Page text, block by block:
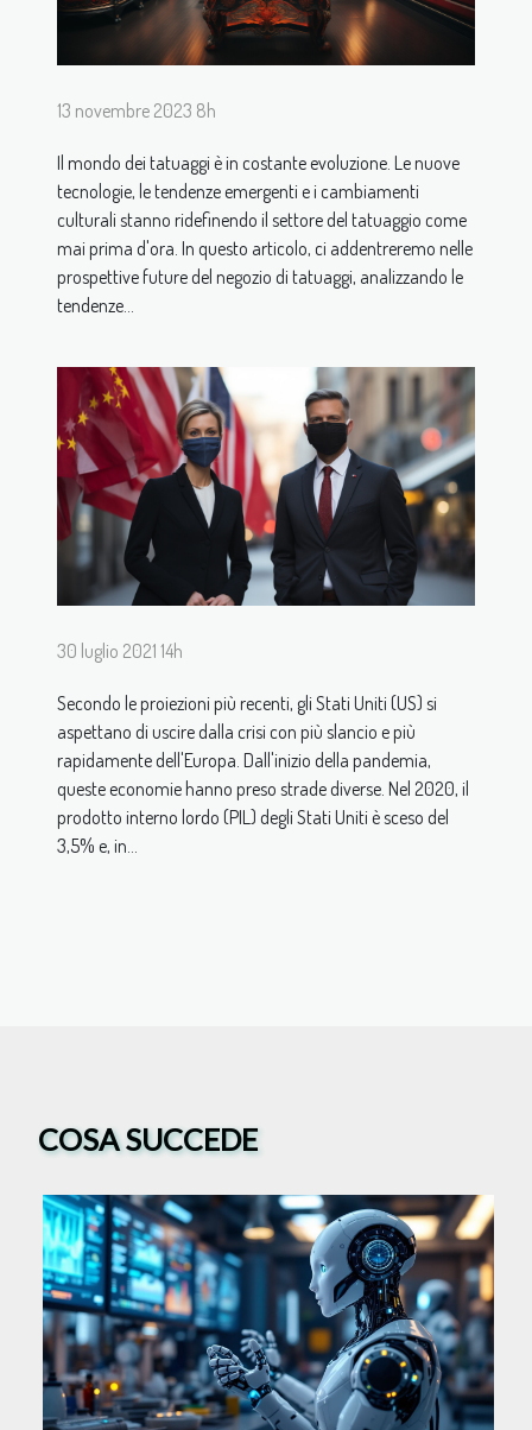
13 novembre 2023 8h
Il mondo dei tatuaggi è in costante evoluzione. Le nuove
tecnologie, le tendenze emergenti e i cambiamenti
culturali stanno ridefinendo il settore del tatuaggio come
mai prima d'ora. In questo articolo, ci addentreremo nelle
prospettive future del negozio di tatuaggi, analizzando le
tendenze...
30 luglio 2021 14h
Secondo le proiezioni più recenti, gli Stati Uniti (US) si
aspettano di uscire dalla crisi con più slancio e più
rapidamente dell'Europa. Dall'inizio della pandemia,
queste economie hanno preso strade diverse. Nel 2020, il
prodotto interno lordo (PIL) degli Stati Uniti è sceso del
3,5% e, in...
COSA SUCCEDE